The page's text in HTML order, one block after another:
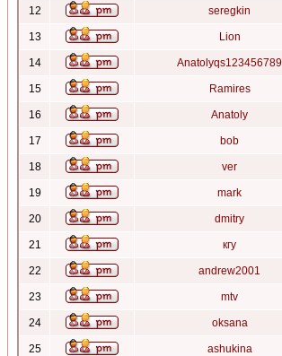
12 seregkin
13 Lion
14 Anatolyqs123456789
15 Ramires
16 Anatoly
17 bob
18 ver
19 mark
20 dmitry
21 кгу
22 andrew2001
23 mtv
24 oksana
25 ashukina